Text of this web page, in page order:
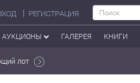
РЕГИСТРАЦИЯ
АУКЦИОНЫ ГАЛЕРЕЯ КНИГИ
лот